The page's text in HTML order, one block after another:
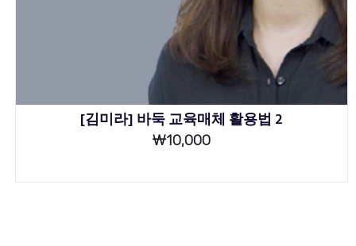
[김미라] 바둑 교육매체 활용법 2
₩10,000